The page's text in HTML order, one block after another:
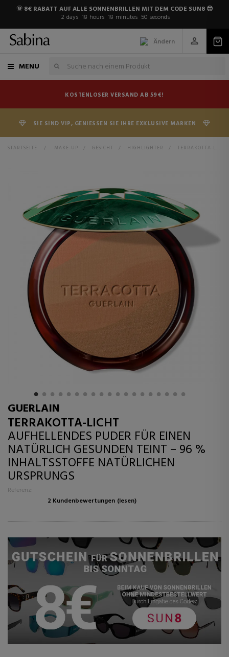
🌞 8€ RABATT AUF ALLE SONNENBRILLEN MIT DEM CODE SUN8 😎
2 days 18 hours 18 minutes 49 seconds
Ändern
MENU
KOSTENLOSER VERSAND AB 59€!
SIE SIND VIP, GENIESSEN SIE IHRE EXKLUSIVE MARKEN
STARTSEITE > MAKE-UP > GESICHT > HIGHLIGHTER > TERRAKOTTA-LICHT AUFHELLENDES PUDER FÜR EINEN NATÜRLICH GESUNDEN TEINT – 96 % INHALTSSTOFFE NATÜRLICHEN URSPRUNGS
GUERLAIN
TERRAKOTTA-LICHT
AUFHELLENDES PUDER FÜR EINEN
NATÜRLICH GESUNDEN TEINT – 96 %
INHALTSSTOFFE NATÜRLICHEN
URSPRUNGS
Referenz:
2 Kundenbewertungen (lesen)